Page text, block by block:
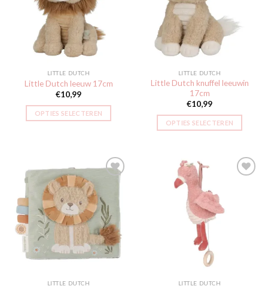
verlanglijst
LITTLE DUTCH
Little Dutch leeuw 17cm
€10,99
OPTIES SELECTEREN
LITTLE DUTCH
Little Dutch knuffel leeuwin
17cm
€10,99
OPTIES SELECTEREN
Toevoegen
aan
verlanglijst
LITTLE DUTCH
Toevoegen
LITTLE DUTCH